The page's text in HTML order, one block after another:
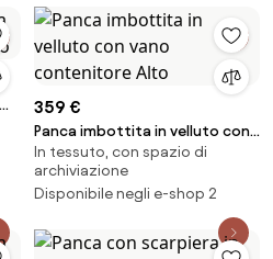
359 €
Panca imbottita in velluto con
vano contenitore Alto
In tessuto, con spazio di
archiviazione
Disponibile negli e-shop 2